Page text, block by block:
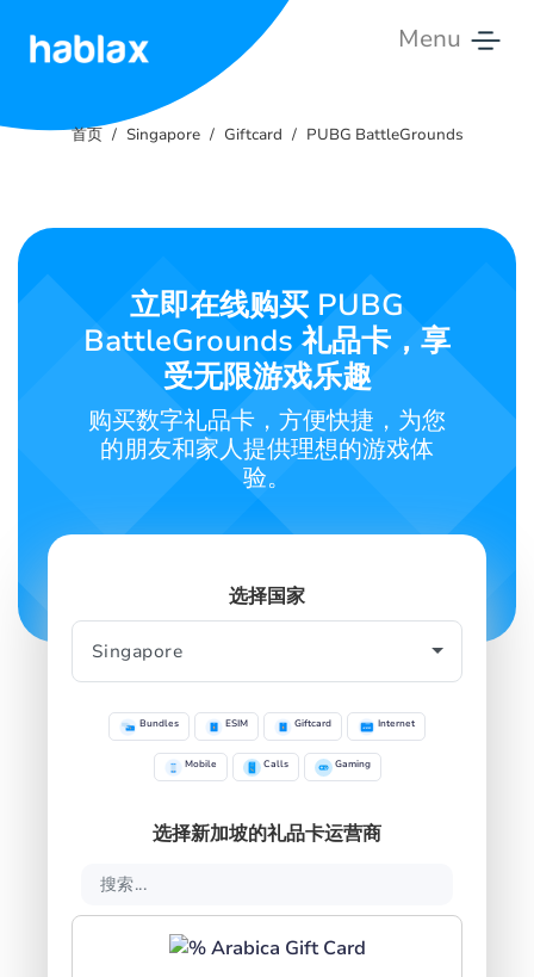
Menu
服
SIGN INSIGN UP
首页 Singapore Giftcard PUBG BattleGrounds
立即在线购买 PUBG
BattleGrounds 礼品卡，享
受无限游戏乐趣
购买数字礼品卡，方便快捷，为您
的朋友和家人提供理想的游戏体
验。
选择国家
Bundles ESIM Giftcard Internet
Mobile Calls Gaming
选择新加坡的礼品卡运营商